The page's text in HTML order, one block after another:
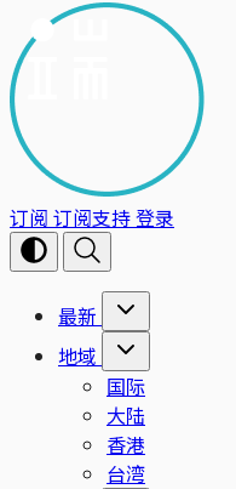
订阅 订阅支持登录
最新
地域
国际
大陆
香港
台湾